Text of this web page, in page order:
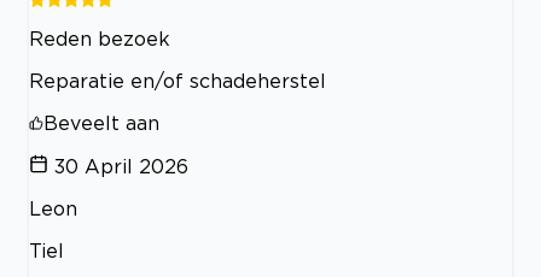
Reden bezoek
Reparatie en/of schadeherstel
Beveelt aan
30 April 2026
Leon
Tiel